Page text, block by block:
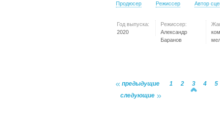
Продюсер Режиссер Автор
Год выпуска:
2020
Режиссер:
Александр
Баранов
предыдущие 1 2 3 4
5
следующие